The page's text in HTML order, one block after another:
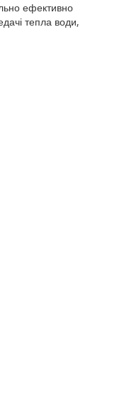
ефективно
тепла води,